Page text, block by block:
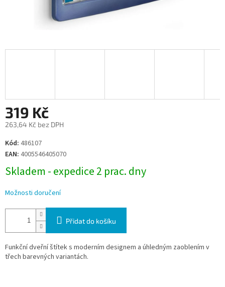
319 Kč
263,64 Kč bez DPH
Měrná
cena:
Kód: 486107
EAN: 4005546405070
Skladem - expedice 2 prac. dny
Možnosti doručení
Přidat do košíku
Funkční dveřní štítek s moderním designem a úhledným zaoblením v
třech barevných variantách.